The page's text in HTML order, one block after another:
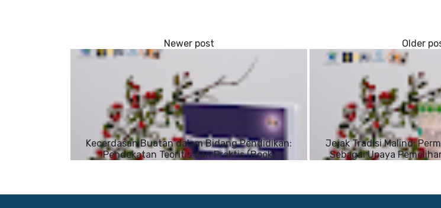
Kecerdasan Buatan dalam Bidang Pendidikan:
Pendekatan Teoritis dan Praktis (Book)
Jejak Tradisi Malind:
Sebagai Upaya